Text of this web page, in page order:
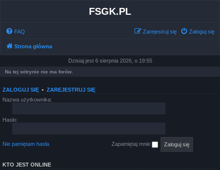
FSGK.PL
FAQ Zaloguj się
Zarejestruj się
Strona główna
Dzisiaj jest 6 sierpnia 2026, o 19:55
Na tej witrynie nie ma forów.
ZALOGUJ SIĘ • ZAREJESTRUJ SIĘ
Nazwa użytkownika:
Hasło:
Nie pamiętam hasła Zapamiętaj mnie
KTO JEST ONLINE